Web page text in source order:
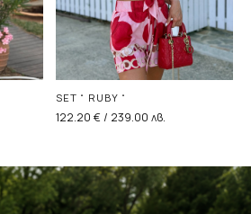
SET “ RUBY “
122.20 € / 239.00 лв.